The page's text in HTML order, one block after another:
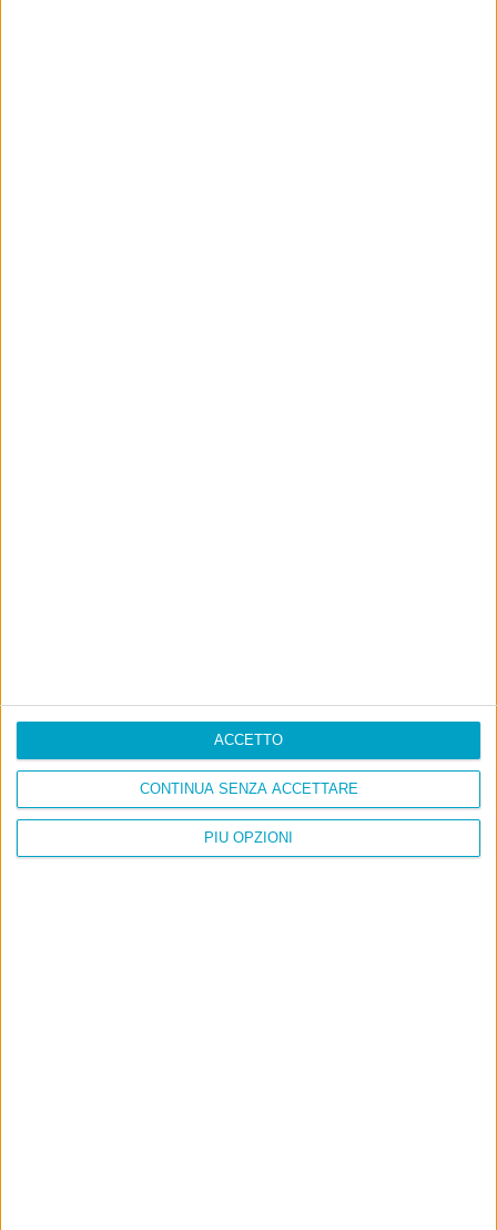
PIÙ OPZIONI
CONTINUA SENZA ACCETTARE
ACCETTO